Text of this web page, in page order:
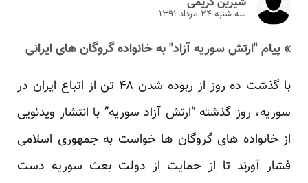
سه شنبه ۲۴ مرداد ۱۳۹۱
» پیام "ارتش سوریه آزاد" به خانواده گروگان های ایرانی
با گذشت ده روز از ربوده شدن ۴۸ تن از اتباع ایران در
سوریه، روز گذشته “ارتش آزاد سوریه” با انتشار ویدئویی
از خانواده های گروگان ها خواست به جمهوری اسلامی
فشار آورند تا از حمایت از دولت بعث سوریه دست